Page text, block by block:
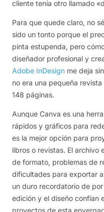
cliente tenía otro llamado
Para que quede claro, no
sido un tonto porque el
pinta estupenda, pero
diseñador profesional y
Adobe InDesign me deja
no era una pequeña
148 páginas.
Aunque Canva es una
rápidos y gráficos para
es la mejor opción para
libros o revistas. El archivo
de formato, problemas de
dificultades para exportar
un duro recordatorio de
edición y el diseño confían